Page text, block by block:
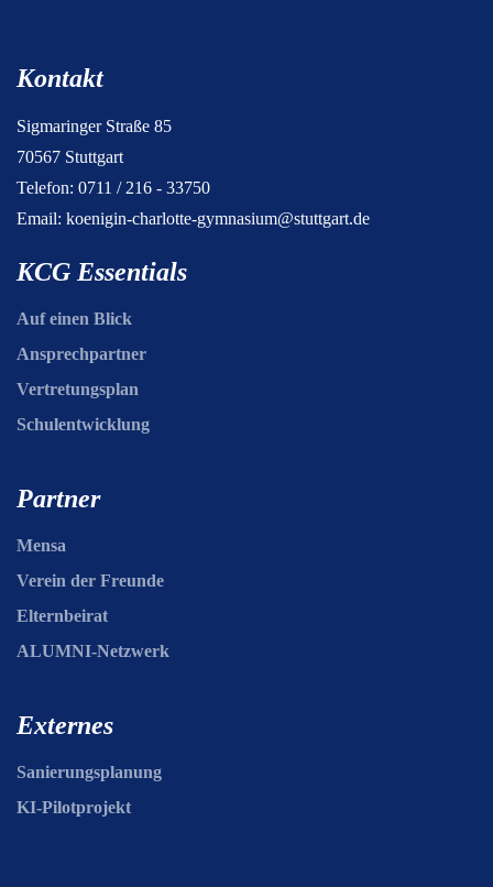
Kontakt
Sigmaringer Straße 85
70567 Stuttgart
Telefon: 0711 / 216 - 33750
Email: koenigin-charlotte-gymnasium@stuttgart.de
KCG Essentials
Auf einen Blick
Ansprechpartner
Vertretungsplan
Schulentwicklung
Partner
Mensa
Verein der Freunde
Elternbeirat
ALUMNI-Netzwerk
Externes
Sanierungsplanung
KI-Pilotprojekt